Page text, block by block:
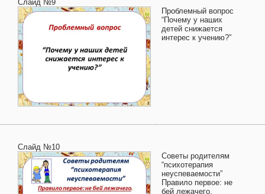
Слайд №9
Проблемный вопрос
“Почему у наших
детей снижается
интерес к учению?”
Слайд №10
Советы родителям
“психотерапия
неуспеваемости”
Правило первое: не
бей лежачего.